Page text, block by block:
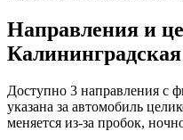
Направления и
Калининградская
Доступно 3 направления с
указана за автомобиль
меняется из-за пробок,